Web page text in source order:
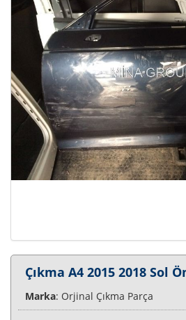
Çıkma A4 2015 2018 Sol
Marka: Orjinal Çıkma Parça